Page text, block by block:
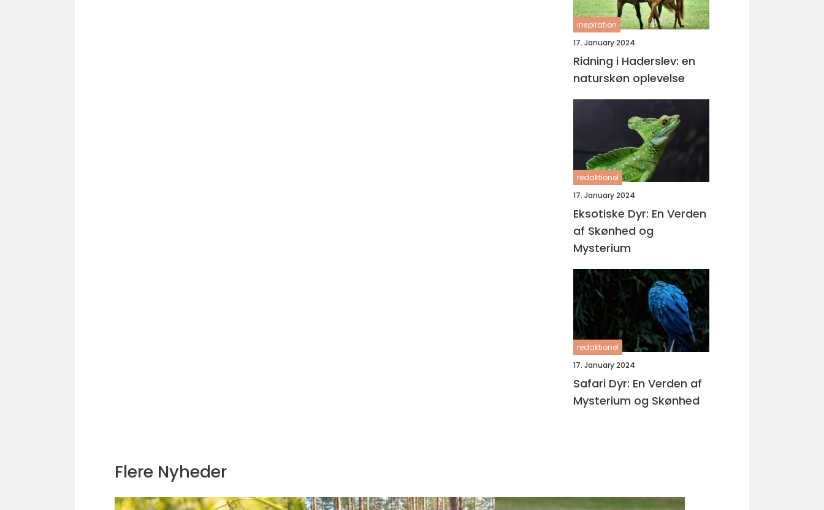
inspiration
17. January 2024
Ridning i Haderslev: en
naturskøn oplevelse
redaktionel
17. January 2024
Eksotiske Dyr: En Verden
af Skønhed og
Mysterium
redaktionel
17. January 2024
Safari Dyr: En Verden af
Mysterium og Skønhed
Flere Nyheder